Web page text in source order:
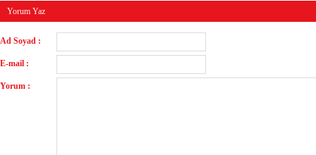
Yorum Yaz
Ad Soyad :
E-mail :
Yorum :